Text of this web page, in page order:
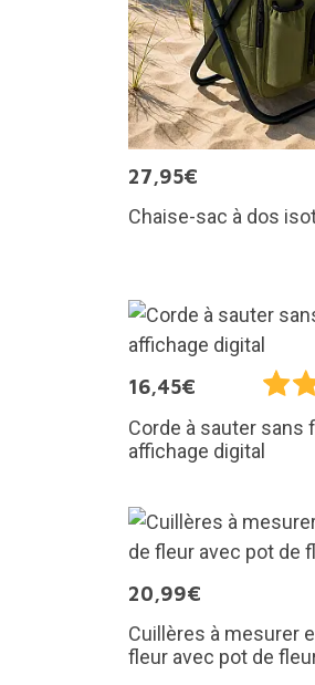
27,95€
Chaise-sac à dos
16,45€
Corde à sauter sans
affichage digital
20,99€
Cuillères à mesurer
fleur avec pot de